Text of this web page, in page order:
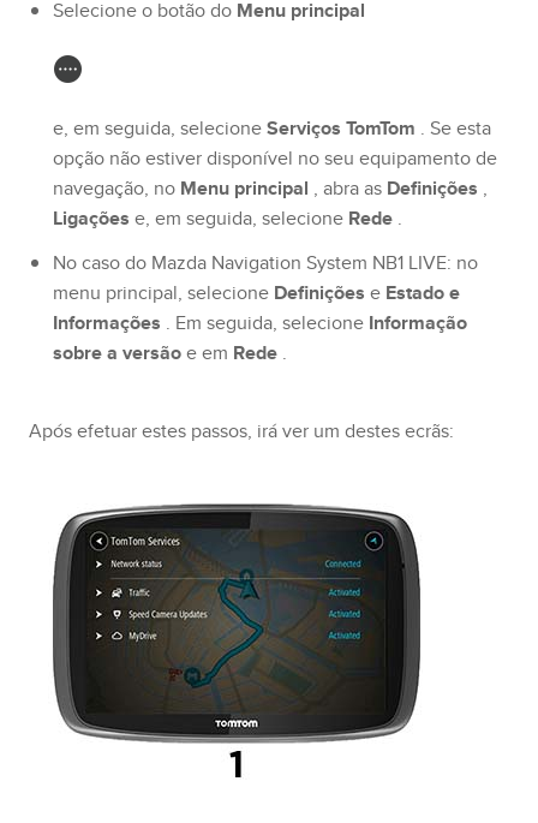
Selecione o botão do Menu principal
e, em seguida, selecioneServiços TomTom . Se esta
opção não estiver disponível no seu equipamento de
navegação, no Menu principal , abra as Definições ,
Ligações e, em seguida, selecione Rede .
No caso do Mazda Navigation System NB1 LIVE: no
menu principal, selecione Definições e Estado e
Informações . Em seguida, selecione Informação
sobre a versãoe em Rede .
Após efetuar estes passos, irá ver um destes ecrãs: